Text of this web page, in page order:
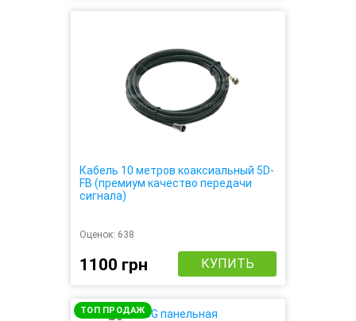
Кабель 10 метров коаксиальный 5D-
FB (премиум качество передачи
сигнала)
Оценок: 638
1100 грн КУПИТЬ
ТОП ПРОДАЖ